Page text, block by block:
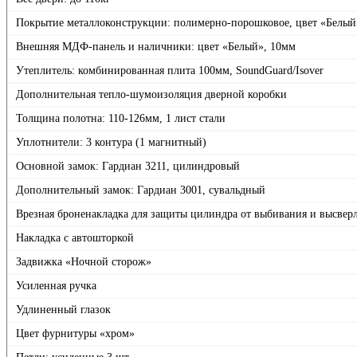
Покрытие металлоконструкции: полимерно-порошковое, цвет
Внешняя МДФ-панель и наличники: цвет «Белый», 10мм
Утеплитель: комбинированная плита 100мм, SoundGuard/Isover
Дополнительная тепло-шумоизоляция дверной коробки
Толщина полотна: 110-126мм, 1 лист стали
Уплотнители: 3 контура (1 магнитный)
Основной замок: Гардиан 3211, цилиндровый
Дополнительный замок: Гардиан 3001, сувальдный
Врезная броненакладка для защиты цилиндра от выбивания и
Накладка с автошторкой
Задвижка «Ночной сторож»
Усиленная ручка
Удлиненный глазок
Цвет фурнитуры «хром»